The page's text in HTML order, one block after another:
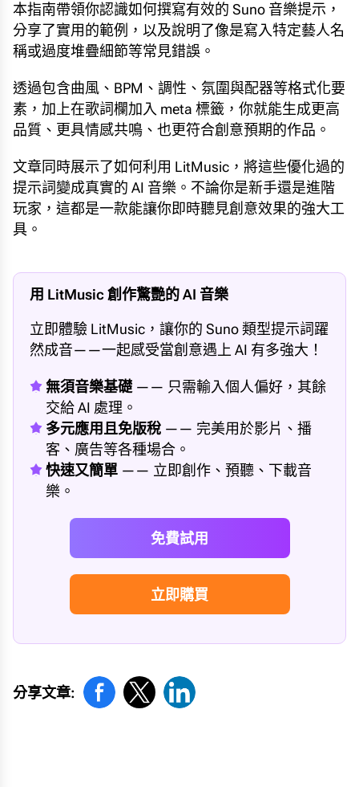
本指南帶領你認識如何撰寫有效的 Suno 音樂提示，
分享了實用的範例，以及說明了像是寫入特定藝人名
稱或過度堆疊細節等常見錯誤。
透過包含曲風、BPM、調性、氛圍與配器等格式化要
素，加上在歌詞欄加入 meta 標籤，你就能生成更高
品質、更具情感共鳴、也更符合創意預期的作品。
文章同時展示了如何利用 LitMusic，將這些優化過的
提示詞變成真實的 AI 音樂。不論你是新手還是進階
玩家，這都是一款能讓你即時聽見創意效果的強大工
具。
用 LitMusic 創作驚艷的 AI 音樂
立即體驗 LitMusic，讓你的 Suno 類型提示詞躍
然成音——一起感受當創意遇上 AI 有多強大！
無須音樂基礎 —— 只需輸入個人偏好，其餘
交給 AI 處理。
多元應用且免版稅 —— 完美用於影片、播
客、廣告等各種場合。
快速又簡單 —— 立即創作、預聽、下載音
樂。
免費試用
立即購買
分享文章: